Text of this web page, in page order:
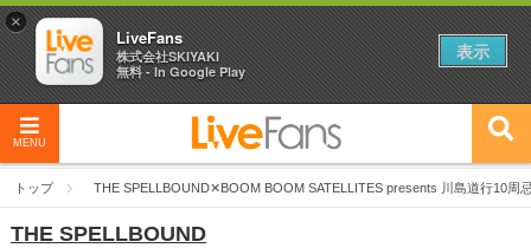
MENU
トップ THE SPELLBOUND✕BOOM BOOM SATELLITES presents 川島道行10周
THE SPELLBOUND
×
LiveFans
株式会社SKIYAKI
無料 - In Google Play
表示